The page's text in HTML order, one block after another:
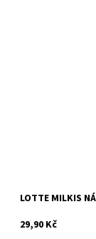
Nealkoholický
LOTTE MILKIS
29,90 Kč